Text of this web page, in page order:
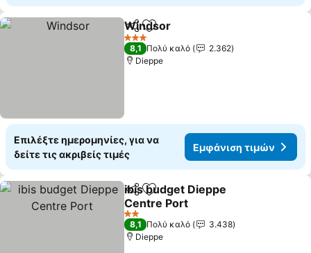
Κοινοποίηση
Προσθήκη στα αγαπημένα
Windsor
3 Αστέρια
8,1 Πολύ καλό
2.362
Dieppe
Επιλέξτε ημερομηνίες, για να
δείτε τις ακριβείς τιμές
Εμφάνιση τιμών
Κοινοποίηση
Προσθήκη στα αγαπημένα
ibis budget Dieppe
Centre Port
Εμφάνιση τιμών
2 Αστέρια
8,1 Πολύ καλό
3.438
Dieppe